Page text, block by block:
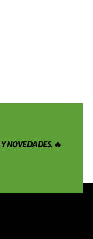
NOVEDADES. 🔥